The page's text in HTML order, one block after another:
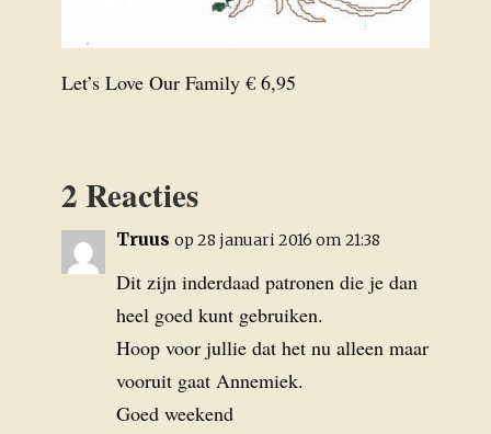
Let’s Love Our Family € 6,95
2 Reacties
Truus op 28 januari 2016 om 21:38
Dit zijn inderdaad patronen die je dan
heel goed kunt gebruiken.
Hoop voor jullie dat het nu alleen maar
vooruit gaat Annemiek.
Goed weekend